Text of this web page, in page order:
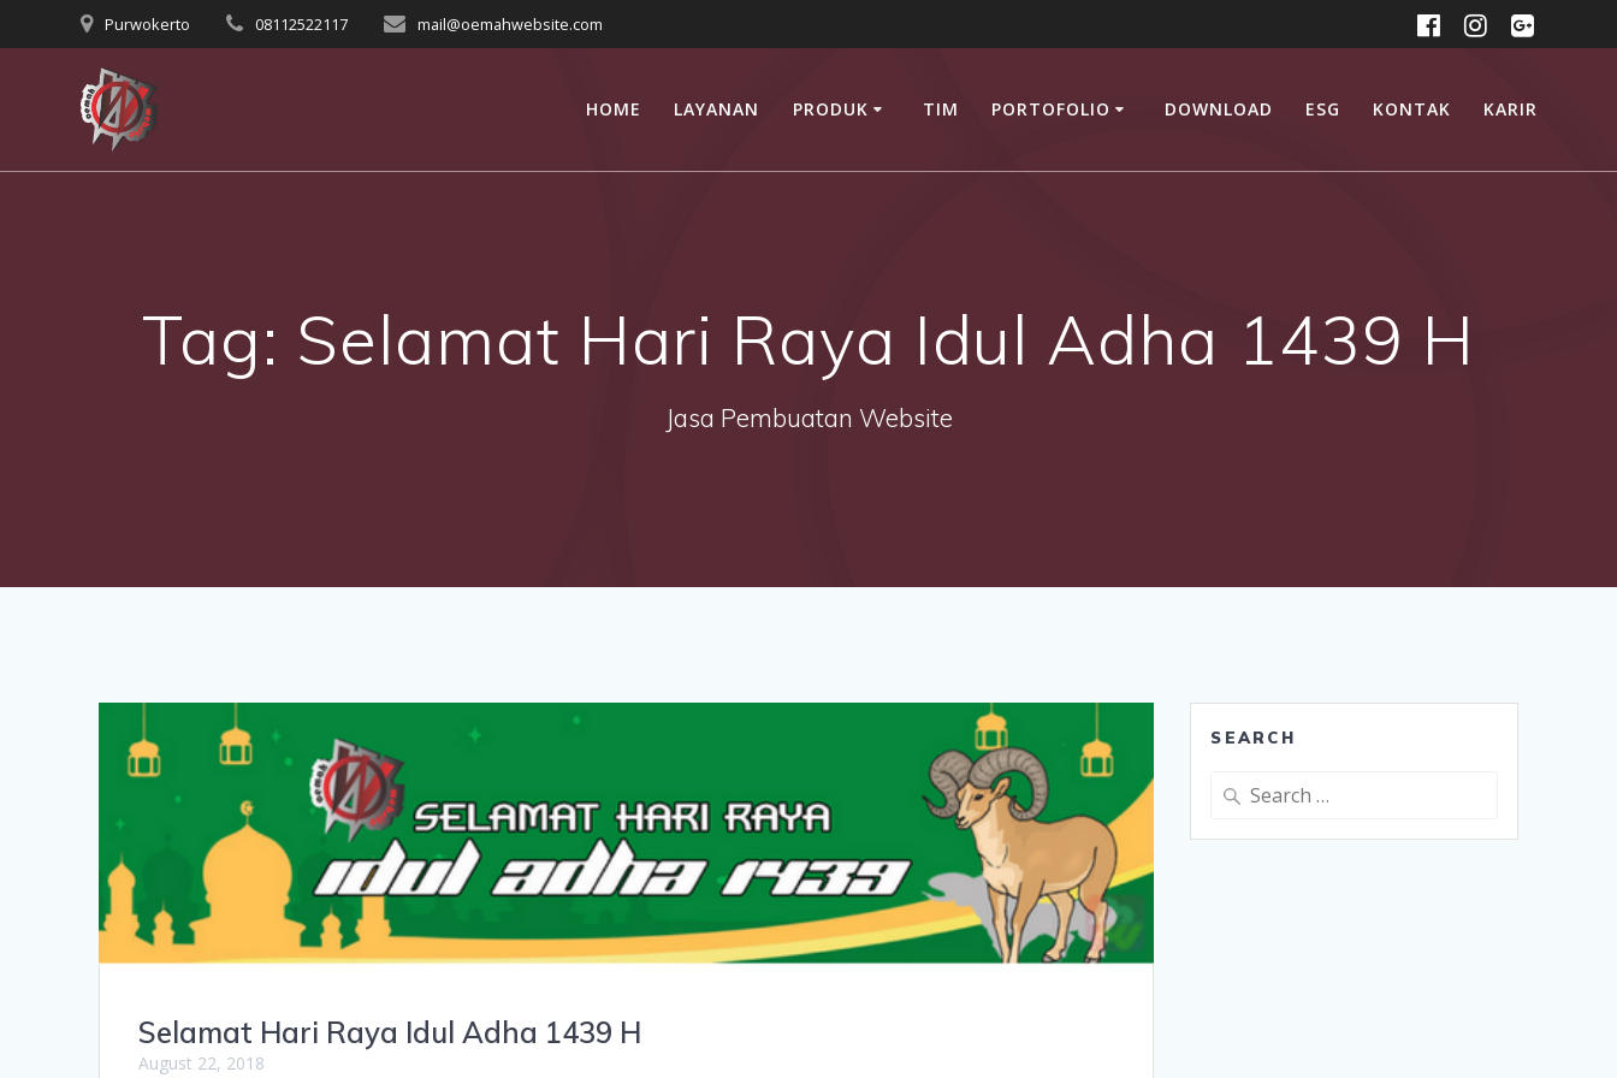
to
Purwokerto 08112522117 mail@oemahwebsite.com
HOME LAYANAN PRODUK TIM PORTOFOLIO DOWNLOAD ESG KONTAK KARIR
Tag: Selamat Hari Raya Idul Adha 1439 H
Jasa Pembuatan Website
Selamat Hari Raya Idul Adha 1439 H
August 22, 2018
SEARCH
Search